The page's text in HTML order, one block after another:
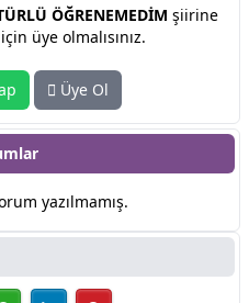
ÖĞRENEMEDİM şiirine
üye olmalısınız.
Üye Ol
yazılmamış.